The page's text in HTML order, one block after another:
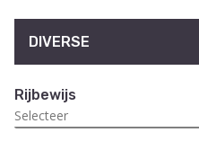
DIVERSE
Rijbewijs